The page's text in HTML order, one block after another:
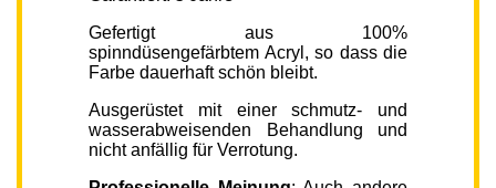
Gefertigt aus 100%
spinndüsengefärbtem Acryl, so dass die
Farbe dauerhaft schön bleibt.
Ausgerüstet mit einer schmutz- und
wasserabweisenden Behandlung und
nicht anfällig für Verrotung.